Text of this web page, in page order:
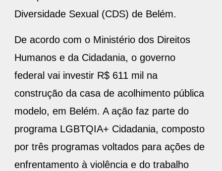
Diversidade Sexual (CDS) de Belém.
De acordo com o Ministério dos Direitos
Humanos e da Cidadania, o governo
federal vai investir R$ 611 mil na
construção da casa de acolhimento pública
modelo, em Belém. A ação faz parte do
programa LGBTQIA+ Cidadania, composto
por três programas voltados para ações de
enfrentamento à violência e do trabalho